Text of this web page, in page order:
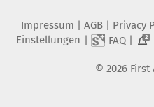
Impressum | AGB | Privacy
Einstellungen | FAQ| 2
© 2026 First